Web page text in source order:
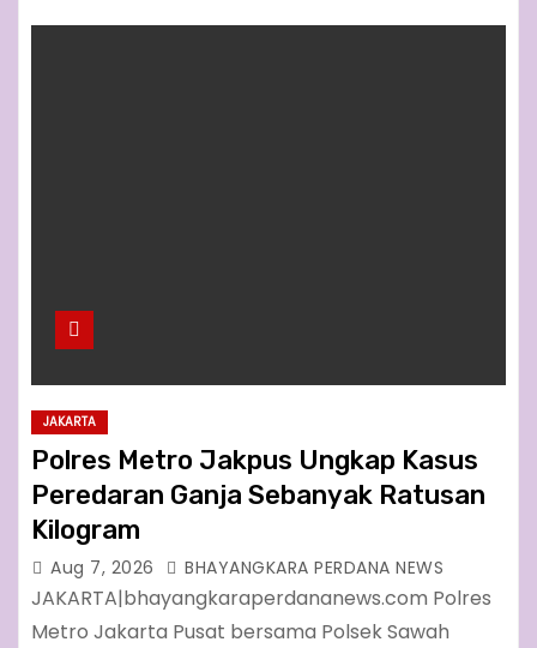
JAKARTA
Polres Metro Jakpus Ungkap Kasus
Peredaran Ganja Sebanyak Ratusan
Kilogram
Aug 7, 2026 BHAYANGKARA PERDANA NEWS
JAKARTA|bhayangkaraperdananews.com Polres
Metro Jakarta Pusat bersama Polsek Sawah